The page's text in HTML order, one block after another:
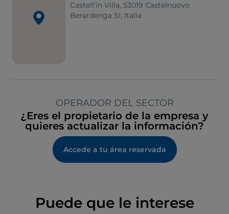
Castell'in Villa, 53019 Castelnuovo
Berardenga SI, Italia
OPERADOR DEL SECTOR
¿Eres el propietario de la empresa y
quieres actualizar la información?
Accede a tu área reservada
Puede que le interese